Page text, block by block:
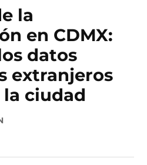
la
en CDMX:
datos
extranjeros
ciudad